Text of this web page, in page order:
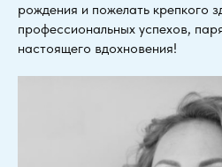
рождения и пожелать крепкого
профессиональных успехов,
настоящего вдохновения!